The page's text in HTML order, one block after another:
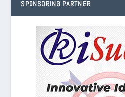
SPONSORING PARTNER